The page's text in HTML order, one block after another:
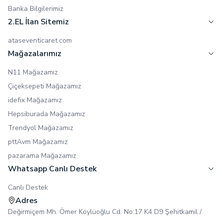
Banka Bilgilerimiz
2.EL İlan Sitemiz
ataseventicaret.com
Mağazalarımız
N11 Mağazamız
Çiçeksepeti Mağazamız
idefix Mağazamız
Hepsiburada Mağazamız
Trendyol Mağazamız
pttAvm Mağazamız
pazarama Mağazamız
Whatsapp Canlı Destek
Canlı Destek
Adres
Değirmiçem Mh. Ömer Köylüoğlu Cd. No:17 K4 D9 Şehitkamil /